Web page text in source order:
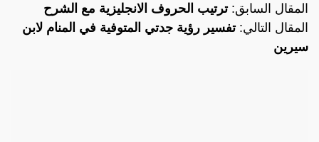
المقال السابق:ترتيب الحروف الانجليزية مع الشرح
المقال التالي:تفسير رؤية جدتي المتوفية في المنام لابن
سيرين